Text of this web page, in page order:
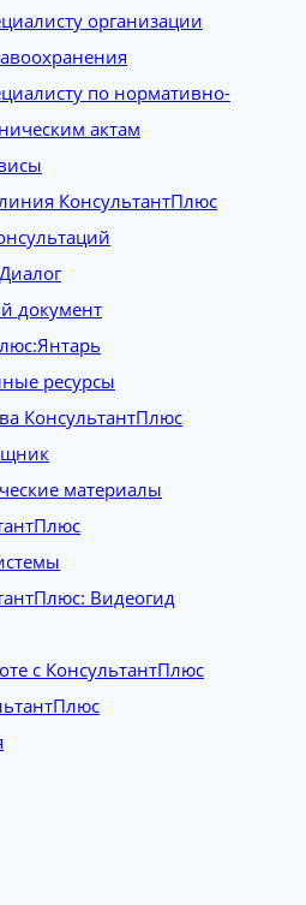
организации
по нормативно-
актам
КонсультантПлюс
документ
ресурсы
КонсультантПлюс
материалы
Видеогид
с КонсультантПлюс